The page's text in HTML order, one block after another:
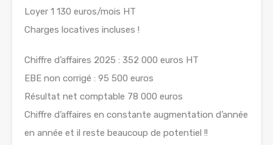
Loyer 1 130 euros/mois HT
Charges locatives incluses !
Chiffre d’affaires 2025 : 352 000 euros HT
EBE non corrigé : 95 500 euros
Résultat net comptable 78 000 euros
Chiffre d’affaires en constante augmentation d’année
en année et il reste beaucoup de potentiel !!